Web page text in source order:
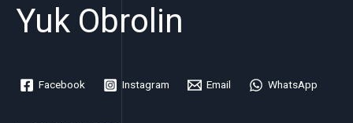
Yuk Obrolin
Facebook Instagram Email WhatsApp